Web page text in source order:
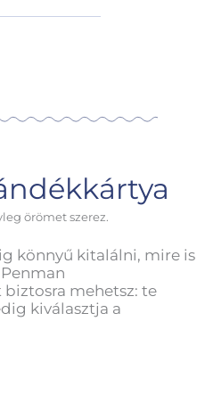
örömet szerez.
könnyű kitalálni, mire is
mehetsz: te
kiválasztja a